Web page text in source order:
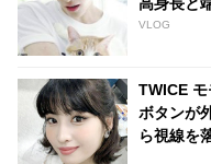
VLOG
TWICE
ボタンが
ら視線を